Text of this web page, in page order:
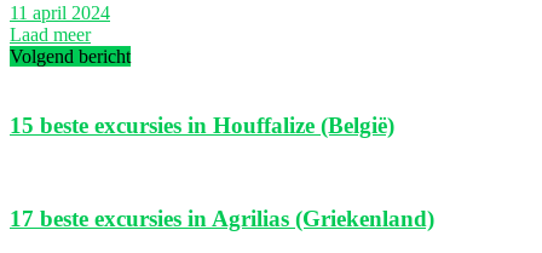
11 april 2024
Laad meer
Volgend bericht
15 beste excursies in Houffalize (België)
17 beste excursies in Agrilias (Griekenland)